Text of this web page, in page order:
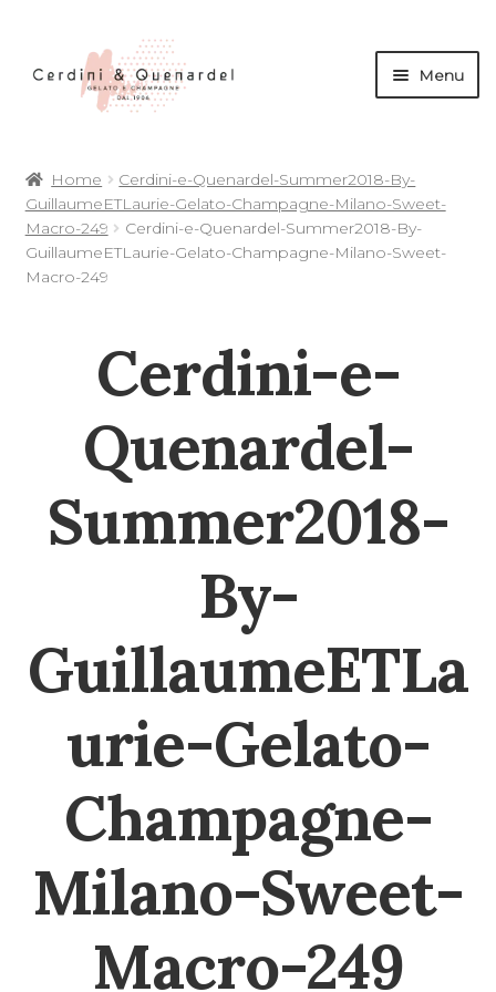
Menu
Home
Cerdini-e-Quenardel-Summer2018-By-
GuillaumeETLaurie-Gelato-Champagne-Milano-Sweet-
Macro-249
Cerdini-e-Quenardel-Summer2018-By-
GuillaumeETLaurie-Gelato-Champagne-Milano-Sweet-
Macro-249
Cerdini-e-
Quenardel-
Summer2018-
By-
GuillaumeETLa
urie-Gelato-
Champagne-
Milano-Sweet-
Macro-249